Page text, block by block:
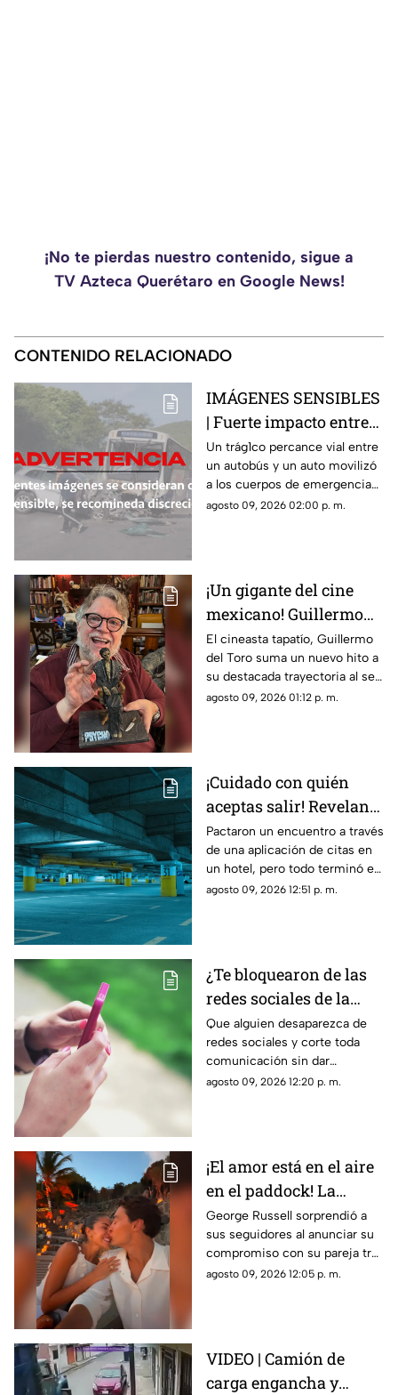
¡No te pierdas nuestro contenido, sigue a
TV Azteca Querétaro en Google News!
CONTENIDO RELACIONADO
IMÁGENES SENSIBLES
| Fuerte impacto entre
autobús y vehículo deja
saldo fatal y nueve
heridos
Un trág1co percance vial entre
un autobús y un auto movilizó
a los cuerpos de emergencia
en Morelos
agosto 09, 2026 02:00 p. m.
¡Un gigante del cine
mexicano! Guillermo
del Toro recibe el
Doctorado Honoris
Causa en Bellas Artes
El cineasta tapatío, Guillermo
del Toro suma un nuevo hito a
su destacada trayectoria al ser
reconocido en Los Ángeles por
agosto 09, 2026 01:12 p. m.
¡Cuidado con quién
aceptas salir! Revelan
nuevo modus operandi
de rob0 tras conocerse
de una aplicación de
citas
Pactaron un encuentro a través
de una aplicación de citas en
un hotel, pero todo terminó en
un rob0 agravado
agosto 09, 2026 12:51 p. m.
¿Te bloquearon de las
redes sociales de la
nada? La razón
psicológica por la que
algunas personas
eligen el contacto cero
Que alguien desaparezca de
redes sociales y corte toda
comunicación sin dar
explicaciones genera ansiedad
agosto 09, 2026 12:20 p. m.
¡El amor está en el aire
en el paddock! La
romántica propuesta
de matrimonio de
George Russell a
Carmen Montero
George Russell sorprendió a
sus seguidores al anunciar su
compromiso con su pareja tras
más de cinco años juntos
agosto 09, 2026 12:05 p. m.
VIDEO | Camión de
carga engancha y